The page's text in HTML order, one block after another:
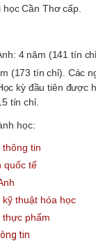
Cần Thơ cấp.
4 năm (141 tín
(173 tín chỉ). Các
kỳ đầu tiên được
tín chỉ.
học:
thông tin
quốc tế
thuật hóa học
thực phẩm
tin